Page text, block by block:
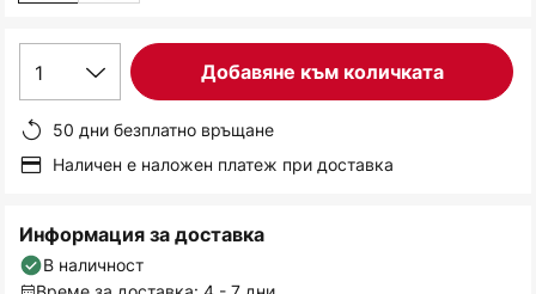
1 Добавяне към количката
50 дни безплатно връщане
Наличен е наложен платеж при доставка
Информация за доставка
В наличност